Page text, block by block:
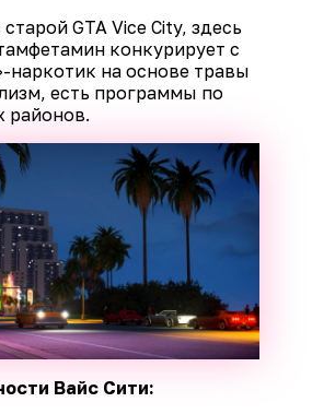
GTA Vice City, здесь
конкурирует с
наркотик на основе травы
есть программы по
районов.
Вайс Сити: